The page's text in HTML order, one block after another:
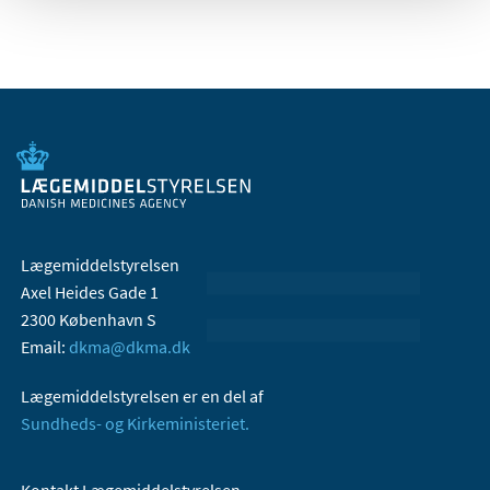
Lægemiddelstyrelsen
Axel Heides Gade 1
2300 København S
Email: dkma@dkma.dk
Lægemiddelstyrelsen er en del af
Sundheds- og Kirkeministeriet.